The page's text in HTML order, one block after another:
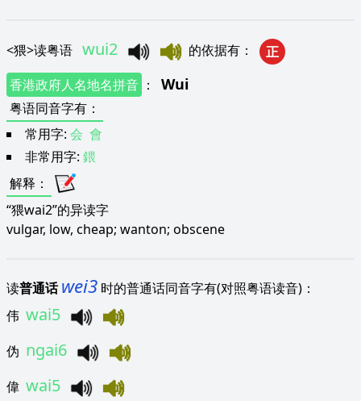
<猥>读粤语 wui2 的依据有 ：
正
香港政府人名地名拼音 ： Wui
粤语同音字有 ：
常用字: 会 會
非常用字: 鍡
解释 ：
“猥wai2”的异读字
vulgar, low, cheap; wanton; obscene
读普通话 wei3 时的普通话同音字有(对照粤语读音)：
伟 wai5
伪 ngai6
偉 wai5